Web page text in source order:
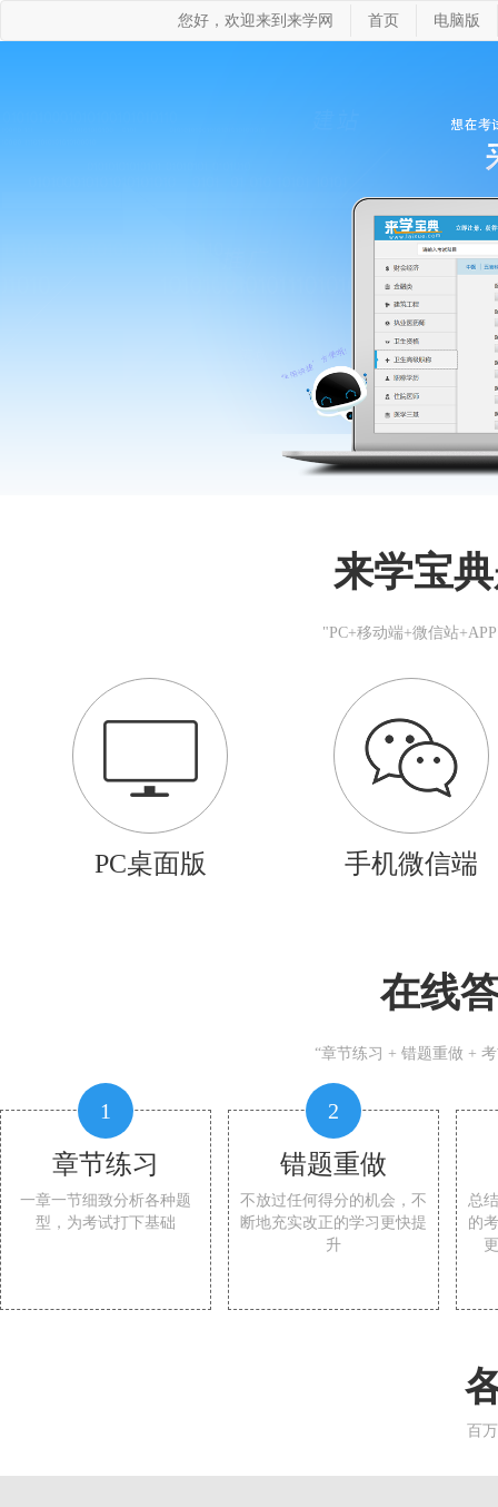
您好，欢迎来到来学网 首页 电脑版
来学宝
"PC+移动端+微信站
PC桌面版 手机微信端
在线
“章节练习 + 错题重做 +
1
章节练习
一章一节细致分析各种题
型，为考试打下基础
2
错题重做
不放过任何得分的机会，不
断地充实改正的学习更快提
升
总
的
百